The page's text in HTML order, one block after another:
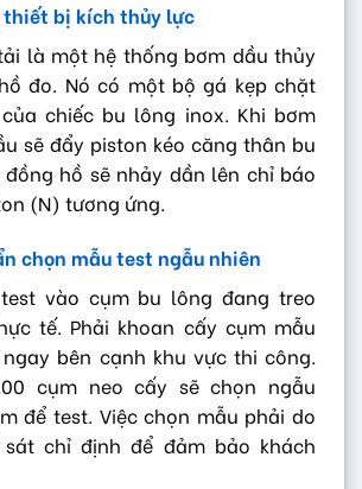
thiết bị kích thủy lực
là một hệ thống bơm dầu thủy
đo. Nó có một bộ gá kẹp chặt
chiếc bu lông inox. Khi bơm
sẽ đẩy piston kéo căng thân bu
hồ sẽ nhảy dần lên chỉ báo
(N) tương ứng.
chọn mẫu test ngẫu nhiên
vào cụm bu lông đang treo
tế. Phải khoan cấy cụm mẫu
bên cạnh khu vực thi công.
cụm neo cấy sẽ chọn ngẫu
để test. Việc chọn mẫu phải do
chỉ định để đảm bảo khách